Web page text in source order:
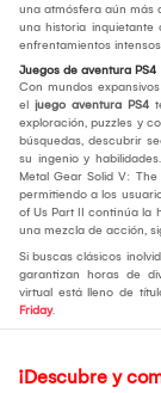
una atmósfera aún más
una historia inquietante
enfrentamientos
Juegos de aventura PS4
Con mundos
el juego aventura PS4
exploración, puzzles y
búsquedas, descubrir
su ingenio y
Metal Gear Solid V:
permitiendo a los
of Us Part II continúa la
una mezcla de acción,
Si buscas clásicos
garantizan horas de
virtual está lleno de
Friday.
¡Descubre y